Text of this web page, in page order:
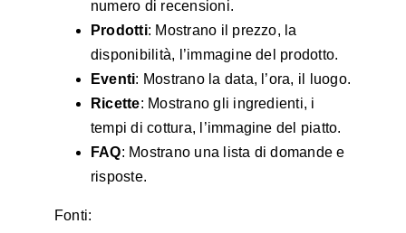
numero di recensioni.
Prodotti: Mostrano il prezzo, la
disponibilità, l’immagine del prodotto.
Eventi: Mostrano la data, l’ora, il luogo.
Ricette: Mostrano gli ingredienti, i
tempi di cottura, l’immagine del piatto.
FAQ: Mostrano una lista di domande e
risposte.
Fonti: